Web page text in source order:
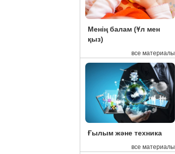
Менің балам (Ұл мен
қыз)
все материалы
Ғылым және техника
все материалы